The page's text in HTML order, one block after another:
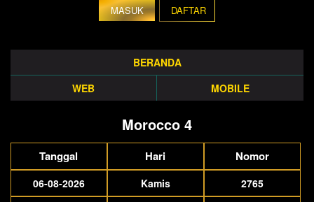
DAFTAR
BERANDA
WEB
MOBILE
Morocco 4
Tanggal Hari Nomor
06-08-2026 Kamis
2765